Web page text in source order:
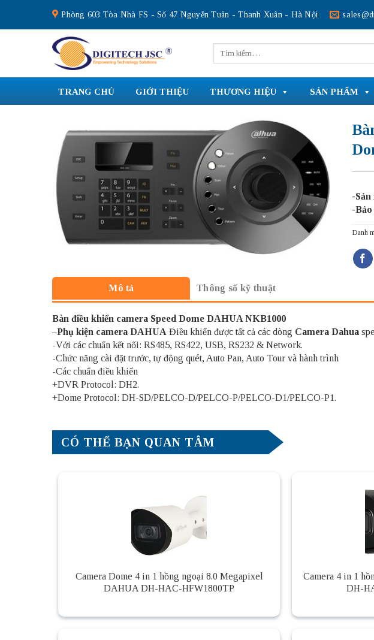
content
Phòng 603 Tòa Nhà FS - Số 47 Nguyễn Tuân - Thanh Xuân - Hà Nội
kiếm:
TRANG CHỦ GIỚI THIỆU THƯƠNG HIỆU SẢN PHẨM
-
-
Danh
Mô tả Thông số kỹ thuật
Bàn điều khiển camera Speed Dome DAHUA NKB1000
–Phụ kiện camera DAHUA Điều khiển được tất cả các dòng Camera Dahua
-Với các chuẩn kết nối: RS485, RS422, USB, RS232 & Network.
-Chức năng cài đặt trước, tự động quét, Auto Pan, Auto Tour và hành trình
-Các chuẩn điều khiển
+DVR Protocol: DH2.
+Dome Protocol: DH-SD/PELCO-D/PELCO-P/PELCO-D1/PELCO-P1.
CÓ THỂ BẠN QUAN TÂM
Camera Dome 4 in 1 hồng ngoại 8.0 Megapixel
DAHUA DH-HAC-HFW1800TP
Camera 4 in 1
DH-